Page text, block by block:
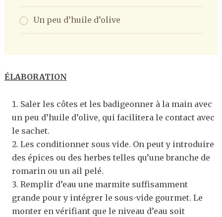
Un peu d’huile d’olive
ÉLABORATION
Saler les côtes et les badigeonner à la main avec
un peu d’huile d’olive, qui facilitera le contact avec
le sachet.
Les conditionner sous vide. On peut y introduire
des épices ou des herbes telles qu’une branche de
romarin ou un ail pelé.
Remplir d’eau une marmite suffisamment
grande pour y intégrer le sous-vide gourmet. Le
monter en vérifiant que le niveau d’eau soit